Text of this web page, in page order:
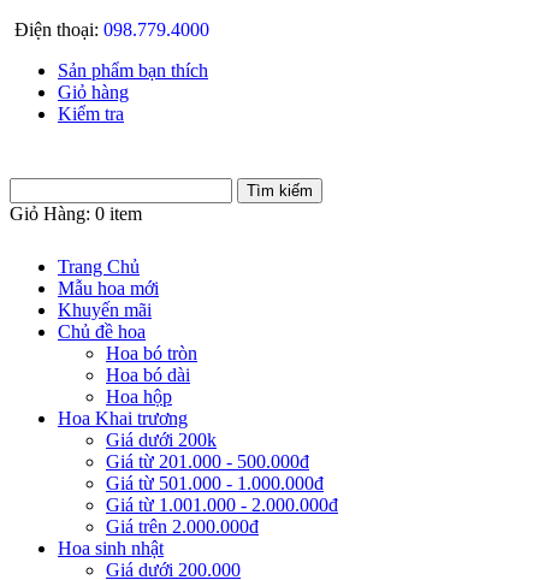
Điện thoại: 098.779.4000
Sản phẩm bạn thích
Giỏ hàng
Kiểm tra
Giỏ Hàng: 0 item
Trang Chủ
Mẫu hoa mới
Khuyến mãi
Chủ đề hoa
Hoa bó tròn
Hoa bó dài
Hoa hộp
Hoa Khai trương
Giá dưới 200k
Giá từ 201.000 - 500.000đ
Giá từ 501.000 - 1.000.000đ
Giá từ 1.001.000 - 2.000.000đ
Giá trên 2.000.000đ
Hoa sinh nhật
Giá dưới 200.000